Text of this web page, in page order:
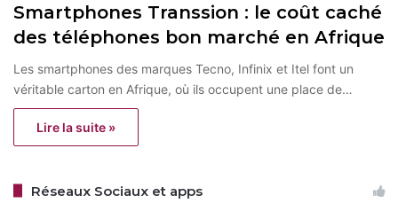
Smartphones Transsion : le coût caché
des téléphones bon marché en Afrique
Les smartphones des marques Tecno, Infinix et Itel font un
véritable carton en Afrique, où ils occupent une place de…
Lire la suite »
Réseaux Sociaux et apps